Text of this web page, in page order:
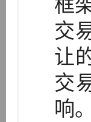
框
交
让
交
响。